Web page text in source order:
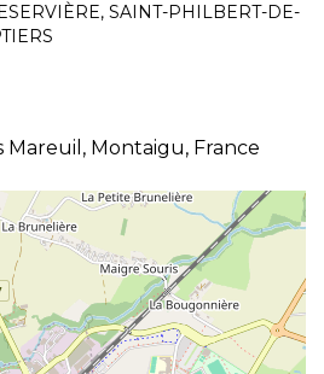
, SAINT-PHILBERT-DE-
Mareuil, Montaigu, France